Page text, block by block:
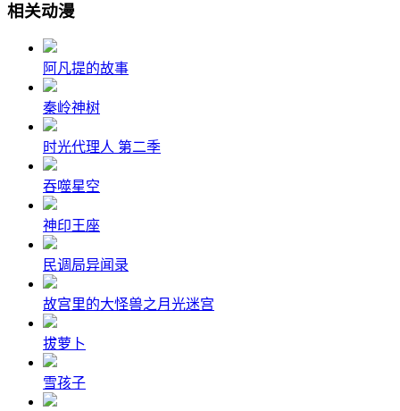
相关动漫
阿凡提的故事
秦岭神树
时光代理人 第二季
吞噬星空
神印王座
民调局异闻录
故宫里的大怪兽之月光迷宫
拔萝卜
雪孩子